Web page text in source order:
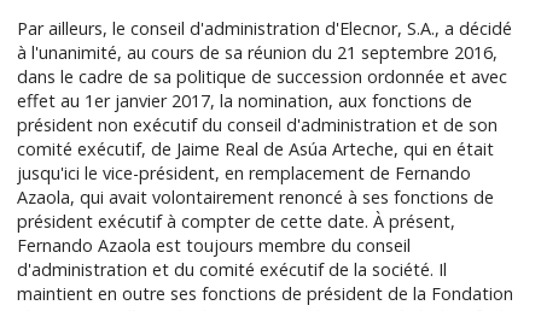
Par ailleurs, le conseil d'administration d'Elecnor, S.A., a décidé
à l'unanimité, au cours de sa réunion du 21 septembre 2016,
dans le cadre de sa politique de succession ordonnée et avec
effet au 1er janvier 2017, la nomination, aux fonctions de
président non exécutif du conseil d'administration et de son
comité exécutif, de Jaime Real de Asúa Arteche, qui en était
jusqu'ici le vice-président, en remplacement de Fernando
Azaola, qui avait volontairement renoncé à ses fonctions de
président exécutif à compter de cette date. À présent,
Fernando Azaola est toujours membre du conseil
d'administration et du comité exécutif de la société. Il
maintient en outre ses fonctions de président de la Fondation